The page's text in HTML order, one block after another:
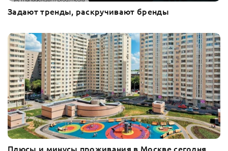
Задают тренды, раскручивают бренды
Плюсы и минусы проживания в Москве сегодня.